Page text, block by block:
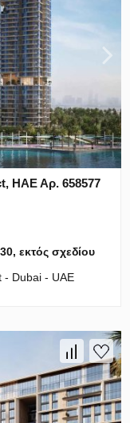
ΗΑΕ Αρ. 658577
εκτός σχεδίου
- Dubai - UAE